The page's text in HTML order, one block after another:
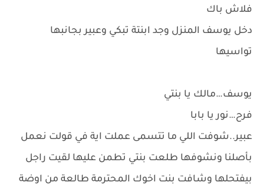
فلاش باك
دخل يوسف المنزل وجد ابنتة تبكي وعبير بجانبها
تواسيها
يوسف…مالك يا بنتي
فرح…نور يا بابا
عبير..شوفت اللي ما تتسمى عملت اية في قولت نعمل
بأصلنا ونشوفها طلعت بنتي تطمن عليها لقيت راجل
بيفتحلها وشافت بنت اخوك المحترمة طالعة من اوضة